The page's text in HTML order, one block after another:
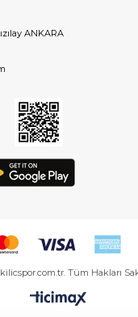
ANKARA
Tüm Hakları